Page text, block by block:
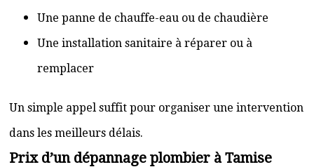
Une panne de chauffe-eau ou de chaudière
Une installation sanitaire à réparer ou à
remplacer
Un simple appel suffit pour organiser une intervention
dans les meilleurs délais.
Prix d’un dépannage plombier à Tamise